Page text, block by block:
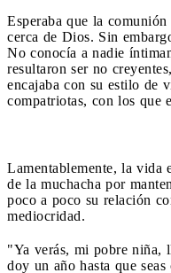
Esperaba que la
cerca de Dios. Sin
No conocía a nadie
resultaron ser no
encajaba con su estilo de
compatriotas, con los que
Lamentablemente, la vida
de la muchacha por
poco a poco su relación
mediocridad.
"Ya verás, mi pobre niña,
doy un año hasta que